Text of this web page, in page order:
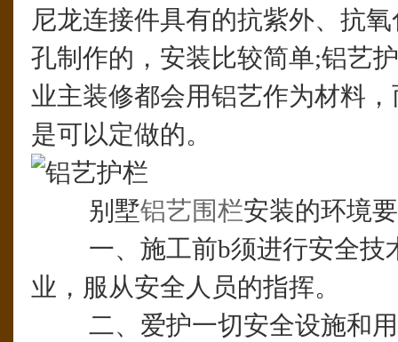
尼龙连接件具有的抗紫外、抗
孔制作的，安装比较简单;铝艺
业主装修都会用铝艺作为材料
是可以定做的。
别墅铝艺围栏安装的环境
一、施工前b须进行安全技
业，服从安全人员的指挥。
二、爱护一切安全设施和用